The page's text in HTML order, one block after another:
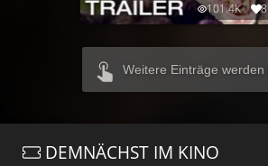
101.4K
Weitere Einträge werden
DEMNÄCHST IM KINO